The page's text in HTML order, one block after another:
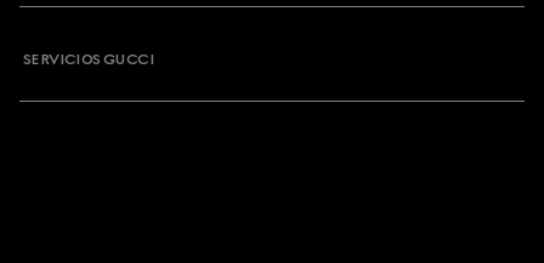
SERVICIOS GUCCI